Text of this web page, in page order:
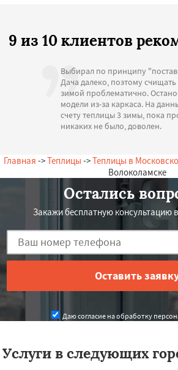
9 из 10 клиентов
Выбирал по принципу
Дача далеко, поэтому
зимой проблематично.
модели из-за каркаса. На
счету теплицы 3 зимы, пока
никаких не было, доволен.
Главная ->Теплицы ->Теплицы в
Волоколамске
Остались
Закажи бесплатную консультацию
Даю согласие на обработку
Услуги в следующих